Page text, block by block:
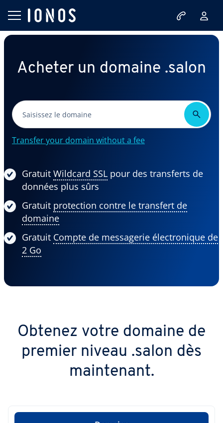
Acheter un domaine .salon
Transfer your domain without a fee
Gratuit Wildcard SSL pour des transferts de
données plus sûrs
Gratuit protection contre le transfert de
domaine
Gratuit Compte de messagerie électronique de
2 Go
Obtenez votre domaine de
premier niveau .salon dès
maintenant.